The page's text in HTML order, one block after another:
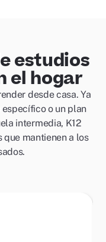
estudios
el hogar
desde casa. Ya
o un plan
intermedia, K12
mantienen a los